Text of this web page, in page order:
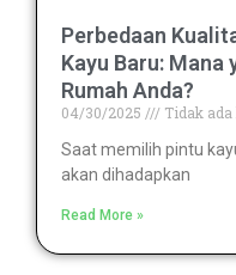
Perbedaan
Kayu Baru: Mana
Rumah Anda?
04/30/2025
Tidak
Saat memilih pintu
akan dihadapkan
Read More »